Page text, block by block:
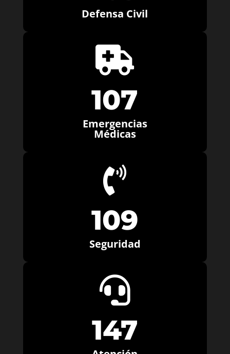
Defensa Civil

107
Emergencias
Médicas

109
Seguridad

147